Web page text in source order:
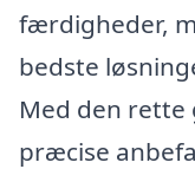
færdigheder,
bedste
Med den rette
præcise